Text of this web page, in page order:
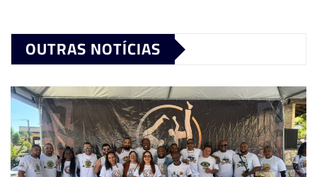
OUTRAS NOTÍCIAS